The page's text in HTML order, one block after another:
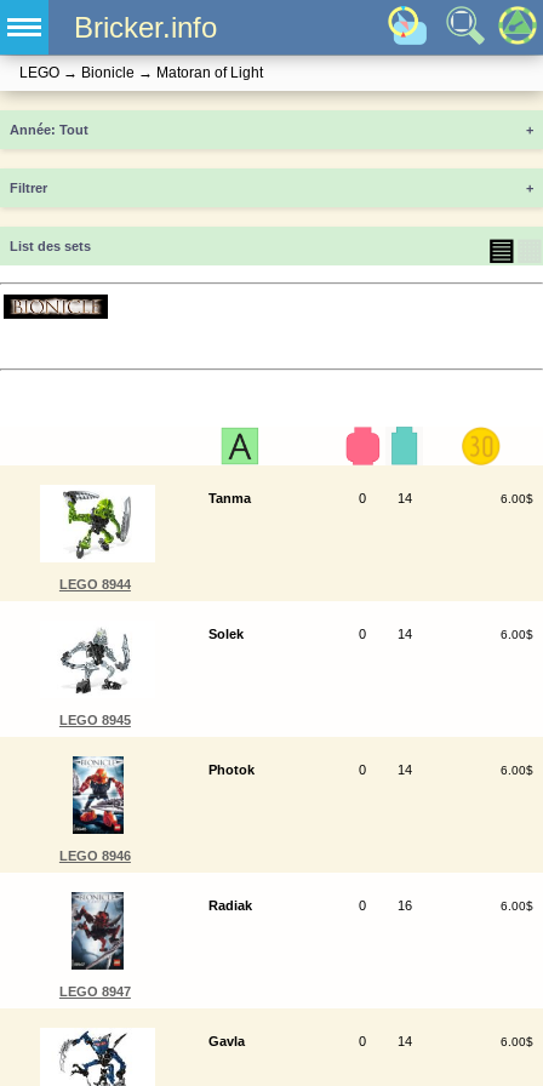
Bricker.info
LEGO → Bionicle → Matoran of Light
Année +
Filtrer +
List des sets ▤
LEGO 8944
Tanma 0 14 6.00$
LEGO 8945
Solek 0 14 6.00$
LEGO 8946
Photok 0 14 6.00$
LEGO 8947
Radiak 0 16 6.00$
Gavla 0 14 6.00$